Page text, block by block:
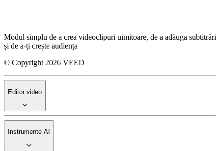
Modul simplu de a crea videoclipuri uimitoare, de a adăuga subtitrări
și de a-ți crește audiența
© Copyright 2026 VEED
Editor video
Instrumente AI